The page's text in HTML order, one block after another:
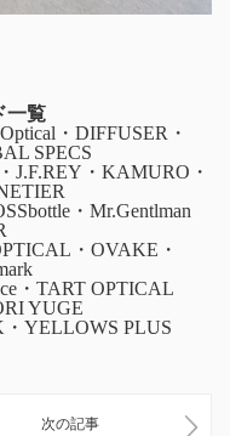
一覧
・DIFFUSER・
SPECS
J.F.REY・KAMURO・
・Mr.Gentlman
・OVAKE・
・TART OPTICAL
YUGE
YELLOWS PLUS
次の記事